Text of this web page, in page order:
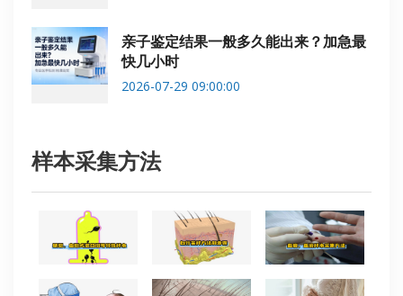
亲子鉴定结果一般多久能出来？加急最
快几小时
2026-07-29 09:00:00
样本采集方法